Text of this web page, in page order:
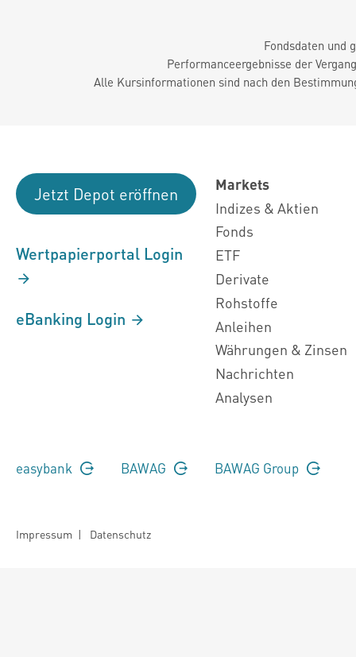
Fondsdaten und
Performanceergebnisse der
Alle Kursinformationen sind nach den
Jetzt Depot eröffnen
Wertpapierportal Login
eBanking Login
Markets
Indizes & Aktien
Fonds
ETF
Derivate
Rohstoffe
Anleihen
Währungen & Zinsen
Nachrichten
Analysen
easybank BAWAG BAWAG Group
Impressum | Datenschutz